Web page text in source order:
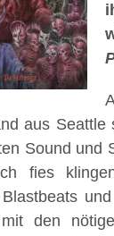
aus Seattle
Sound und
fies
den